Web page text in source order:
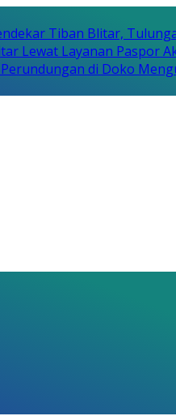
Tiban Blitar,
Lewat Layanan Paspor
di Doko